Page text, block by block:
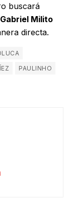
buscará
Gabriel Milito
directa.
PAULINHO